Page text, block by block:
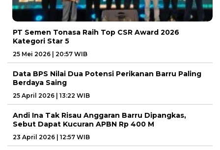
PT Semen Tonasa Raih Top CSR Award 2026
Kategori Star 5
25 Mei 2026 | 20:57 WIB
Data BPS Nilai Dua Potensi Perikanan Barru Paling
Berdaya Saing
25 April 2026 | 13:22 WIB
Andi Ina Tak Risau Anggaran Barru Dipangkas,
Sebut Dapat Kucuran APBN Rp 400 M
23 April 2026 | 12:57 WIB